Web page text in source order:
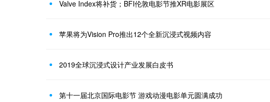
Valve Index将补货；BFI伦敦电影节推XR电影展区
苹果将为Vision Pro推出12个全新沉浸式视频内容
2019全球沉浸式设计产业发展白皮书
第十一届北京国际电影节 游戏动漫电影单元圆满成功